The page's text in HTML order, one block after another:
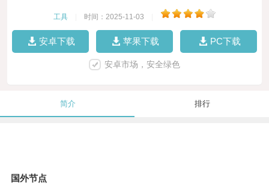
工具 时间：2025-11-03
安卓下载 苹果下载 PC下载
安卓市场，安全绿色
简介 排行
国外节点